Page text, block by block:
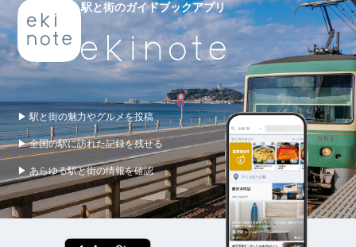
駅と街のガイドブックアプリ
▶ 駅と街の魅力やグルメを投稿
▶ 全国の駅に訪れた記録を残せる
▶ あらゆる駅と街の情報を確認